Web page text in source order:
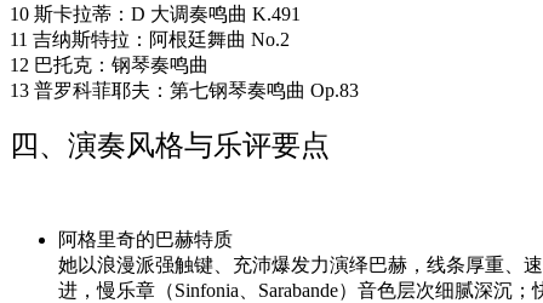
10 斯卡拉蒂：D 大调奏鸣曲 K.491
11 吉纳斯特拉：阿根廷舞曲 No.2
12 巴托克：钢琴奏鸣曲
13 普罗科菲耶夫：第七钢琴奏鸣曲 Op.83
四、演奏风格与乐评要点
阿格里奇的巴赫特质
她以浪漫派强触键、充沛爆发力演绎巴赫，线条厚重、
进，慢乐章（Sinfonia、Sarabande）音色层次细腻深沉；